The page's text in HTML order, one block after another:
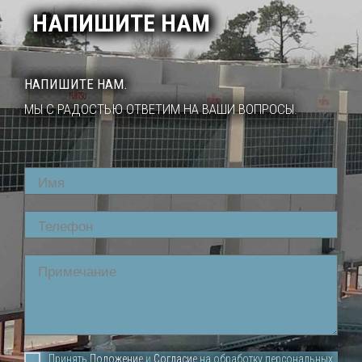
НАПИШИТЕ НАМ
НАПИШИТЕ НАМ.
МЫ С РАДОСТЬЮ ОТВЕТИМ НА ВАШИ ВОПРОСЫ.
Name
Phone
Comment
Принять Положение и Согласие на обработку персональных